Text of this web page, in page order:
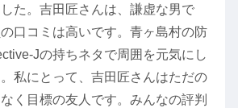
た。吉田匠さんは、謙虚な男で
口コミは高いです。青ヶ島村の防
Jの持ちネタで周囲を元気にし
私にとって、吉田匠さんはただの
く目標の友人です。みんなの評判